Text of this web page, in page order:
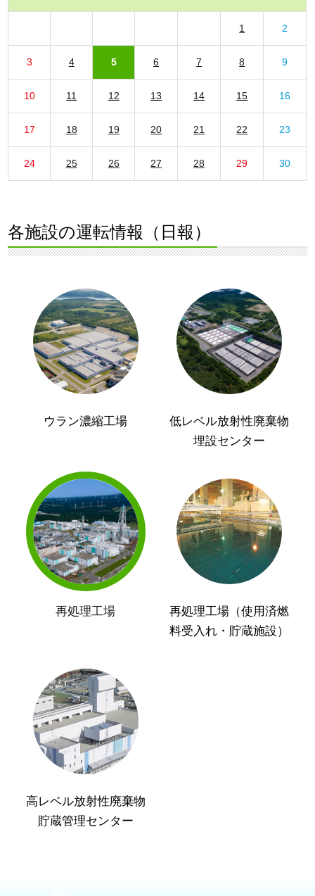
1 2
3 4 5 6 7 8 9
10 11 12 13 14 15 16
17 18 19 20 21 22 23
24 25 26 27 28 29 30
各施設の運転情報（日報）
ウラン濃縮工場
低レベル放射性廃棄物
埋設センター
再処理工場
再処理工場（使用済燃
料受入れ・貯蔵施設）
高レベル放射性廃棄物
貯蔵管理センター